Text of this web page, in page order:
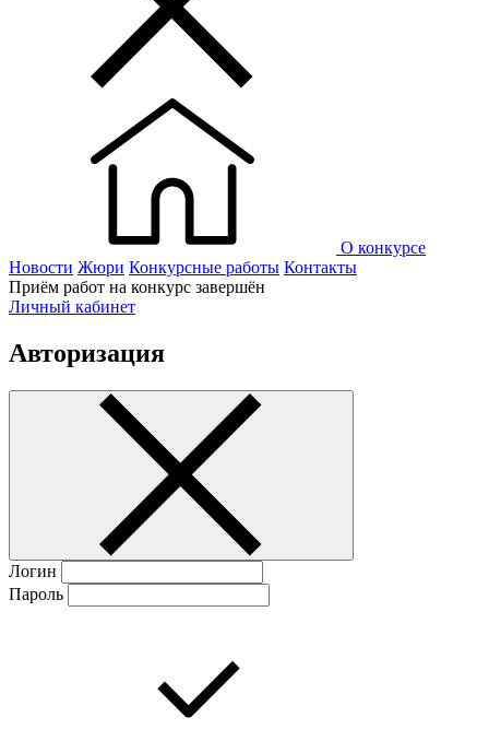
О конкурсе
Новости Жюри Конкурсные работы Контакты
Приём работ на конкурс завершён
Личный кабинет
Авторизация
Логин
Пароль